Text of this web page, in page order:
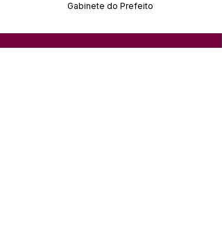
Gabinete do Prefeito